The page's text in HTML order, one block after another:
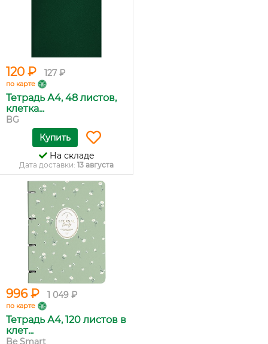
120 ₽ 127 ₽
по карте
Тетрадь А4, 48 листов,
клетка...
BG
Купить
На складе
Дата доставки: 13 августа
996 ₽ 1 049 ₽
по карте
Тетрадь А4, 120 листов в
клет...
Be Smart